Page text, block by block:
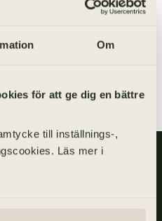
Om
för att ge dig en bättre
till inställnings-,
Läs mer i
anlitade begravningsbyråer.
Västsverige hjälper vi kunder